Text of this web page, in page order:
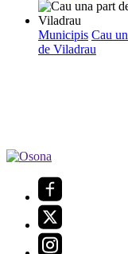
Municipis Cau
de Viladrau